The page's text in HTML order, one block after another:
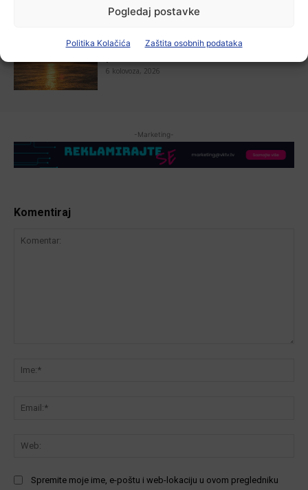
Pogledaj postavke
Politika Kolačića Zaštita osobnih podataka
Zbog niskog vodostaja otežana
6 kolovoza, 2026
-Marketing-
Komentiraj
Spremite moje ime, e-poštu i web-lokaciju u ovom pregledniku